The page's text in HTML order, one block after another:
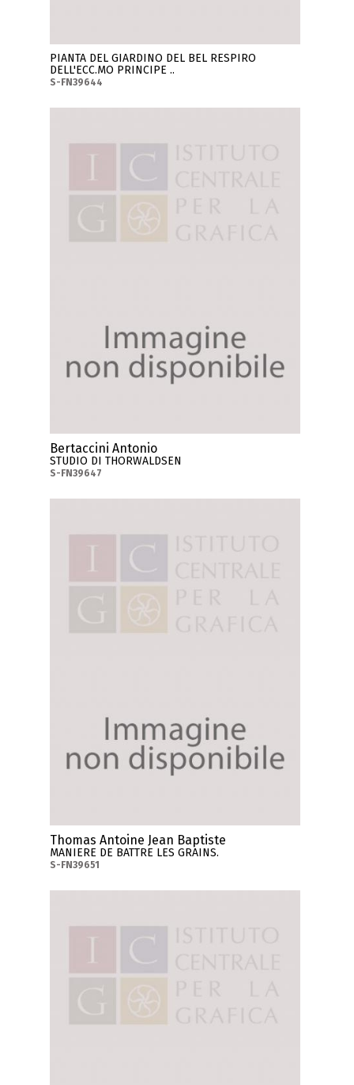
PIANTA DEL GIARDINO DEL BEL RESPIRO
DELL'ECC.MO PRINCIPE ..
S-FN39644
Bertaccini Antonio
STUDIO DI THORWALDSEN
S-FN39647
Thomas Antoine Jean Baptiste
MANIERE DE BATTRE LES GRAINS.
S-FN39651